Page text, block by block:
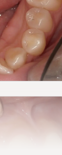
見えていた歯根